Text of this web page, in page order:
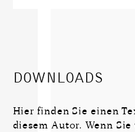
DOWNLOADS
Hier finden Sie einen
diesem Autor. Wenn